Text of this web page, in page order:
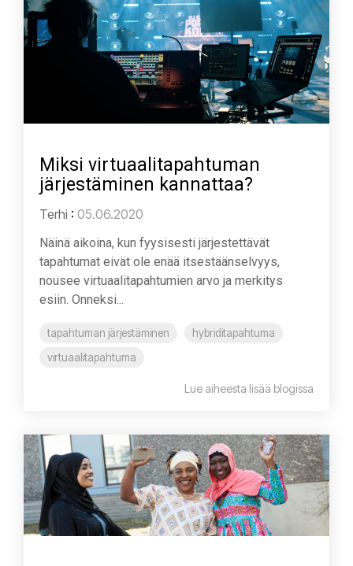
Miksi virtuaalitapahtuman
järjestäminen kannattaa?
Terhi : 05.06.2020
Näinä aikoina, kun fyysisesti järjestettävät
tapahtumat eivät ole enää itsestäänselvyys,
nousee virtuaalitapahtumien arvo ja merkitys
esiin. Onneksi...
tapahtuman järjestäminen
hybriditapahtuma
virtuaalitapahtuma
Lue aiheesta lisää blogissa